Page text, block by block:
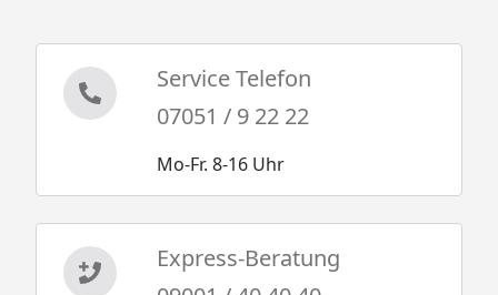
Service Telefon
07051 / 9 22 22
Mo-Fr. 8-16 Uhr
Express-Beratung